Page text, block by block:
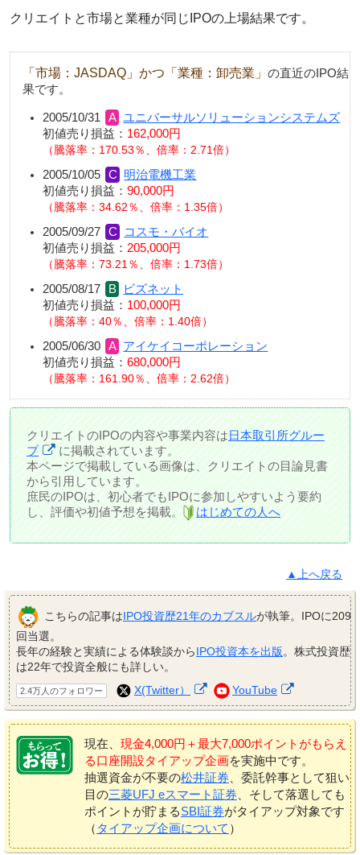
クリエイトと市場と業種が同じIPOの上場結果です。
「市場：JASDAQ」かつ「業種：卸売業」 の直近のIPO結
果です。
2005/10/31
ユニバーサルソリューションシステムズ
初値売り損益： 162,000円
騰落率：170.53％、倍率：2.71倍
2005/10/05
明治電機工業
初値売り損益： 90,000円
騰落率：34.62％、倍率：1.35倍
2005/09/27
コスモ・バイオ
初値売り損益： 205,000円
騰落率：73.21％、倍率：1.73倍
2005/08/17
ビズネット
初値売り損益： 100,000円
騰落率：40％、倍率：1.40倍
2005/06/30
アイケイコーポレーション
初値売り損益： 680,000円
騰落率：161.90％、倍率：2.62倍
クリエイトのIPOの内容や事業内容は日本取引所グルー
プ
に掲載されています。
本ページで掲載している画像は、クリエイトの目論見書
から引用しています。
庶民のIPOは、初心者でもIPOに参加しやすいよう要約
し、評価や初値予想を掲載。
はじめての人へ
▲上へ戻る
こちらの記事はIPO投資歴21年のカブスルが執筆。IPOに209
回当選。
長年の経験と実績による体験談からIPO投資本を出版。株式投資歴
は22年で投資全般にも詳しい。
2.4万人のフォロワー X(Twitter） YouTube
現在、 現金4,000円＋最大7,000ポイントがもらえ
る口座開設タイアップ企画を実施中です。
抽選資金が不要の松井証券 、委託幹事として狙い
目の三菱UFJ eスマート証券 、そして落選しても
ポイントが貯まるSBI証券がタイアップ対象です
（ タイアップ企画について ）